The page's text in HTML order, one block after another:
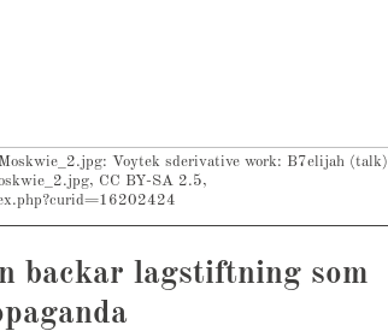
Voytek sderivative work: B7elijah (talk)
CC BY-SA 2.5,
backar lagstiftning som